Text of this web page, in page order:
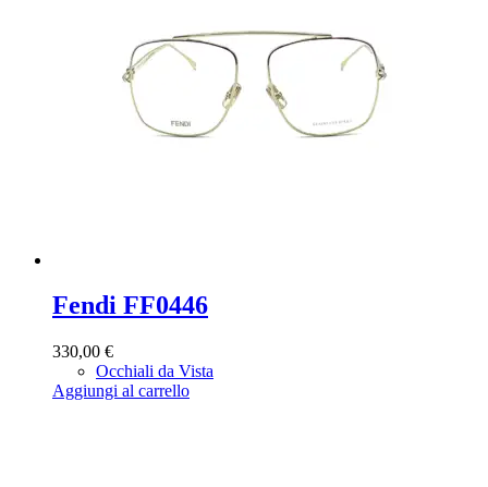
Fendi FF0446
330,00 €
Occhiali da Vista
Aggiungi al carrello